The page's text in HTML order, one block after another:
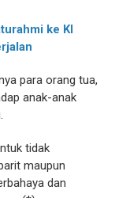
ke KI
para orang tua,
anak-anak
tidak
maupun
dan